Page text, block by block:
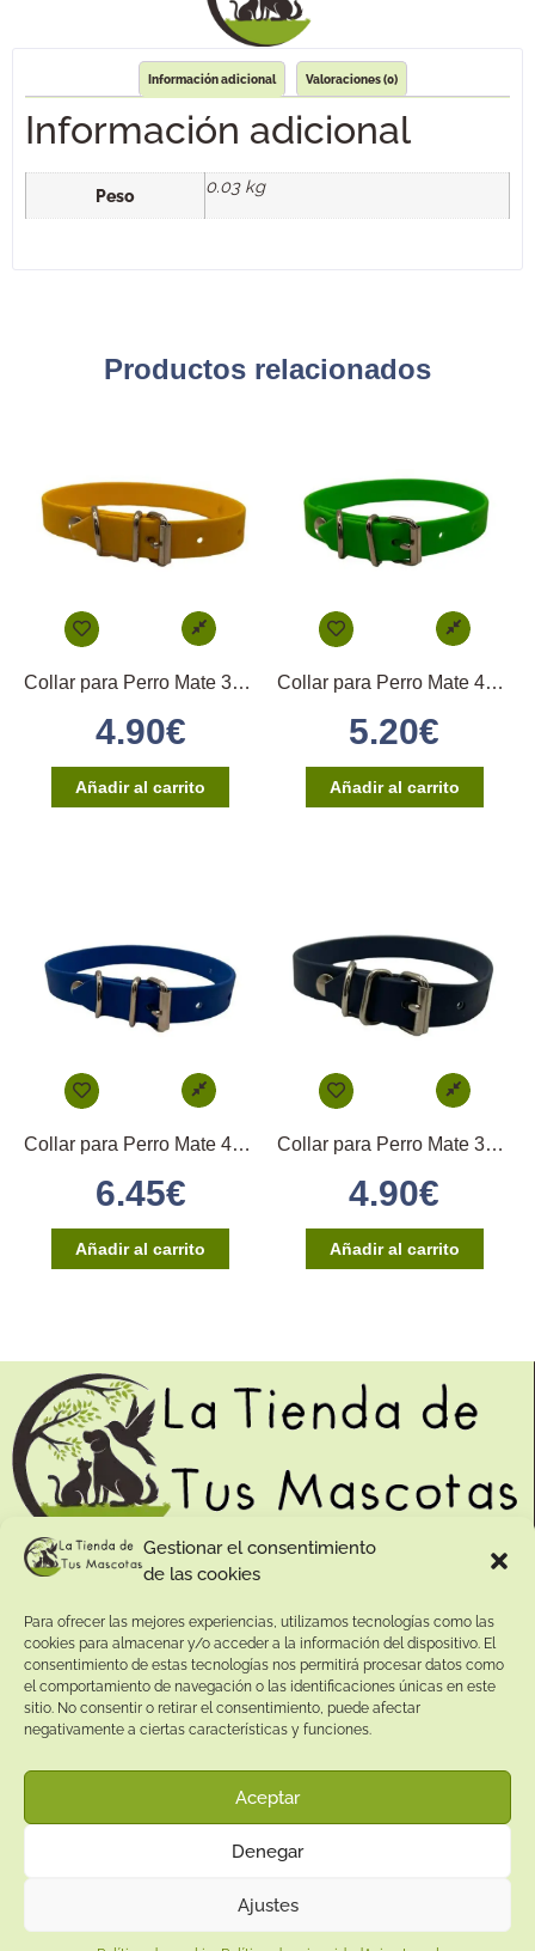
Gestionar el consentimiento
de las cookies
Para ofrecer las mejores experiencias, utilizamos tecnologías como las
cookies para almacenar y/o acceder a la información del dispositivo. El
consentimiento de estas tecnologías nos permitirá procesar datos como
el comportamiento de navegación o las identificaciones únicas en este
sitio. No consentir o retirar el consentimiento, puede afectar
negativamente a ciertas características y funciones.
Aceptar
Denegar
Ajustes
Información adicional Valoraciones (0)
Información adicional
Peso 0.03 kg
Productos relacionados
Collar para Perro Mate 35×1,6cm – (Amarillo)
4.90€
Añadir al carrito
Collar para Perro Mate 45×1,6cm – (Verde)
5.20€
Añadir al carrito
Collar para Perro Mate 40×2,5cm – (Azul)
6.45€
Añadir al carrito
Collar para Perro Mate 35×1,6cm – (Azul Marino)
4.90€
Añadir al carrito
Contacto:
Dirección:
Calle Pepe Jiménez 19, Rute, 14950 Códoba. España
Teléfono:
+34641081328
Email:
info@latiendadetusmascotas.com
Enlaces de interés:
Aviso Legal